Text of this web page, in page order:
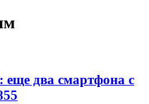
еще два смартфона с